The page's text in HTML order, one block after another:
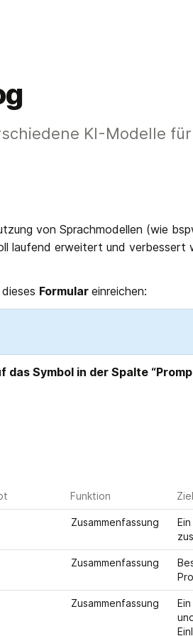
KI-Modelle
von Sprachmodellen (wie
laufend erweitert und
Formular einreichen:
Symbol in der Spalte
Funktion
Zusammenfassung
Zusammenfassung
Zusammenfassung